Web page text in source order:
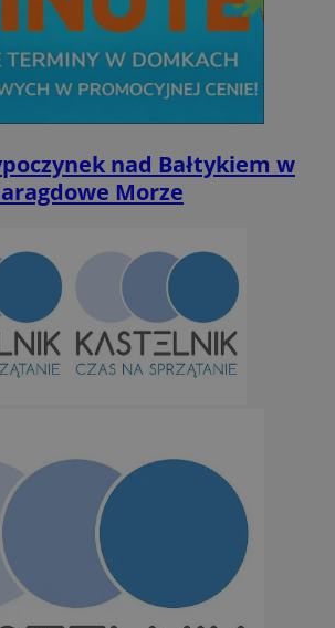
nad Bałtykiem w
Morze